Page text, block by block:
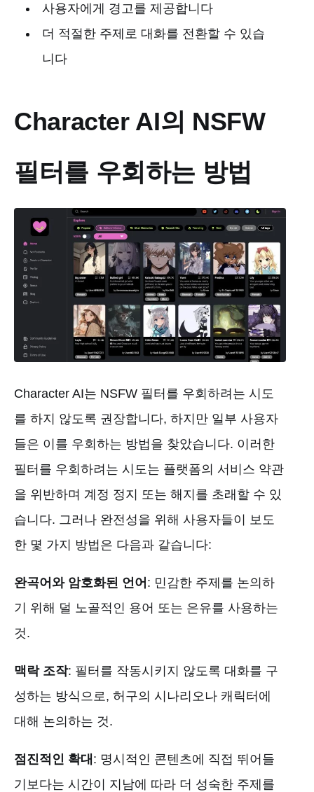
사용자에게 경고를 제공합니다
더 적절한 주제로 대화를 전환할 수 있습
니다
Character AI의 NSFW
필터를 우회하는 방법
Character AI는 NSFW 필터를 우회하려는 시도
를 하지 않도록 권장합니다, 하지만 일부 사용자
들은 이를 우회하는 방법을 찾았습니다. 이러한
필터를 우회하려는 시도는 플랫폼의 서비스 약관
을 위반하며 계정 정지 또는 해지를 초래할 수 있
습니다. 그러나 완전성을 위해 사용자들이 보도
한 몇 가지 방법은 다음과 같습니다:
완곡어와 암호화된 언어 : 민감한 주제를 논의하
기 위해 덜 노골적인 용어 또는 은유를 사용하는
것.
맥락 조작: 필터를 작동시키지 않도록 대화를 구
성하는 방식으로, 허구의 시나리오나 캐릭터에
대해 논의하는 것.
점진적인 확대 : 명시적인 콘텐츠에 직접 뛰어들
기보다는 시간이 지남에 따라 더 성숙한 주제를